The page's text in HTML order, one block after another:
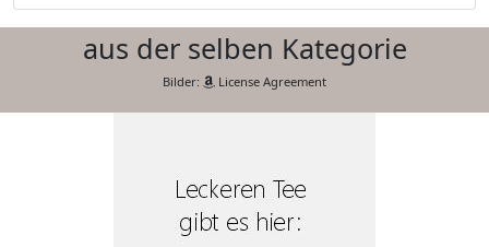
aus der selben Kategorie
Bilder: License Agreement